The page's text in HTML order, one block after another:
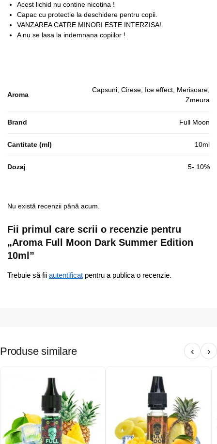
Acest lichid nu contine nicotina !
Capac cu protectie la deschidere pentru copii.
VANZAREA CATRE MINORI ESTE INTERZISA!
A nu se lasa la indemnana copiilor !
Aroma
Capsuni, Cirese, Ice effect, Merisoare,
Zmeura
Brand Full Moon
Cantitate (ml) 10ml
Dozaj 5- 10%
Nu există recenzii până acum.
Fii primul care scrii o recenzie pentru
„Aroma Full Moon Dark Summer Edition
10ml”
Trebuie să fii autentificat pentru a publica o recenzie.
Produse similare ‹ ›